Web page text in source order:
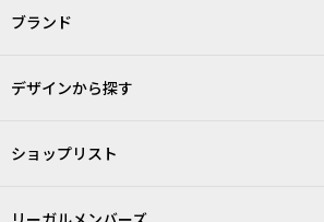
ブランド
デザインから探す
ショップリスト